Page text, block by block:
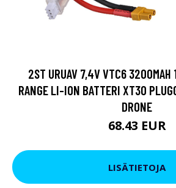
2ST URUAV 7,4V VTC6 3200MAH
RANGE LI-ION BATTERI XT30
DRONE
68.43 EUR
LISÄTIETOJA